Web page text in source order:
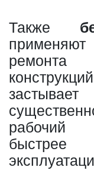
Также
применяют
ремонта
рабочий
быстрее